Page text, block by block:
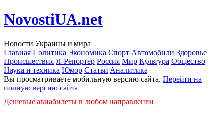
NovostiUA.net
Новости Украины и мира
Главная Политика Экономика Спорт Автомобили Здоровье
Происшествия Я-Репортер Россия Мир Культура Общество
Наука и техника Юмор Статьи Аналитика
Вы просматриваете мобильную версию сайта. Перейти на
полную версию сайта
Дешевые авиабилеты в любом направлении